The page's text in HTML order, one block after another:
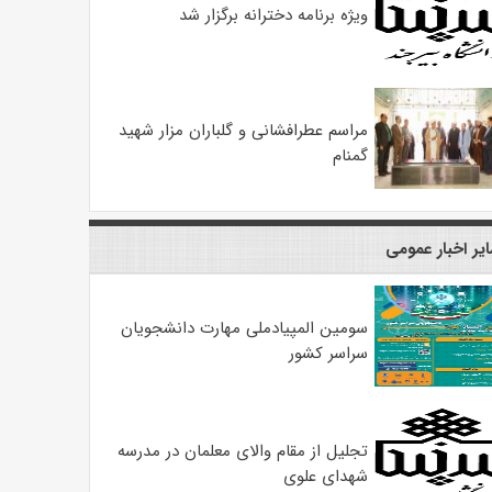
ویژه برنامه دخترانه برگزار شد
مراسم عطرافشانی و گلباران مزار شهید
گمنام
اخبار عمومی
سومین المپیادملی مهارت دانشجویان
سراسر کشور
تجلیل از مقام والای معلمان در مدرسه
شهدای علوی